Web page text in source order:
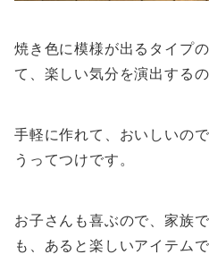
焼き色に模様が出るタイプ
て、楽しい気分を演出するの
手軽に作れて、おいしいの
うってつけです。
お子さんも喜ぶので、家族
も、あると楽しいアイテムで